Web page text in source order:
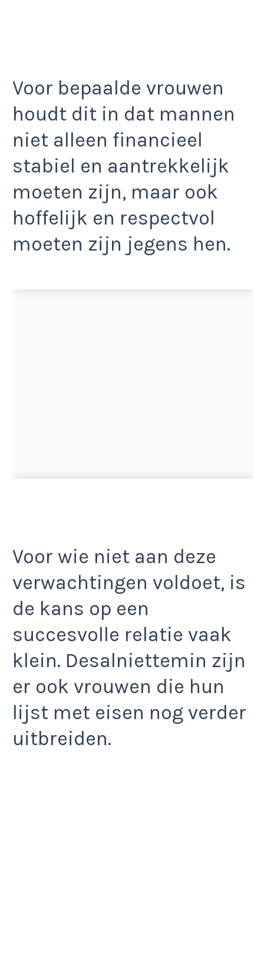
Voor bepaalde vrouwen
houdt dit in dat mannen
niet alleen financieel
stabiel en aantrekkelijk
moeten zijn, maar ook
hoffelijk en respectvol
moeten zijn jegens hen.
Voor wie niet aan deze
verwachtingen voldoet, is
de kans op een
succesvolle relatie vaak
klein. Desalniettemin zijn
er ook vrouwen die hun
lijst met eisen nog verder
uitbreiden.